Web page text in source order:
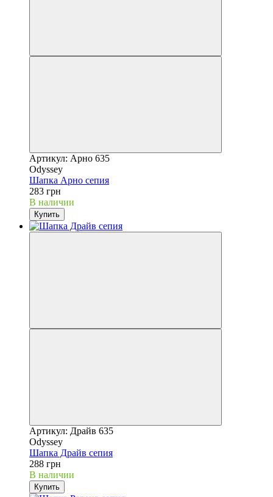
Артикул: Арно 635
Odyssey
Шапка Арно сепия
283 грн
В наличии
Купить
Артикул: Драйв 635
Odyssey
Шапка Драйв сепия
288 грн
В наличии
Купить